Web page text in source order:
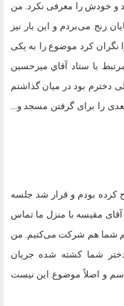
و خودش را معرفی نکرد. من
رنج می‌بردم و این بار نیز
نگران کرد موضوع را به یکی
با ستاد آقاي میرحسین
دخترم بود در میان گذاشتم
را برای گرفتن مسجد و...
کرده بودم و قرار شد جلسه
10 شب فردی بنام آقای مقیسه با منزل ما تماس
شما هم شرکت می‌کنیم. من
شما کشته شده جریان
و اصلاً موضوع این نیست